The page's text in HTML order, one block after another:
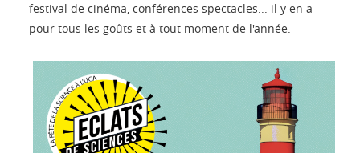
festival de cinéma, conférences spectacles... il y en a
pour tous les goûts et à tout moment de l'année.